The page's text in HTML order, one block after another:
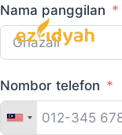
Skip
to
content
Nama panggilan
Nombor telefon